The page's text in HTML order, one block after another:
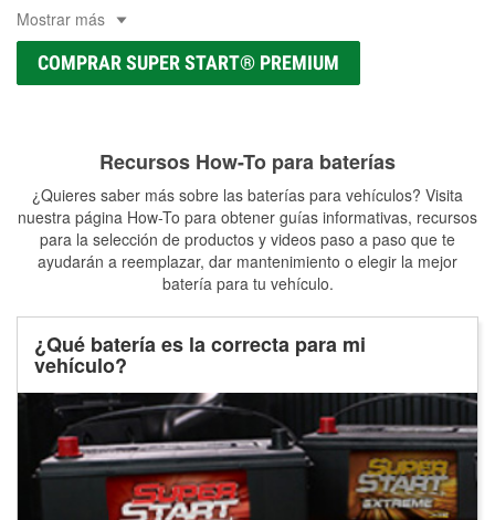
Mostrar más
COMPRAR SUPER START® PREMIUM
Recursos How-To para baterías
¿Quieres saber más sobre las baterías para vehículos? Visita
nuestra página How-To para obtener guías informativas, recursos
para la selección de productos y videos paso a paso que te
ayudarán a reemplazar, dar mantenimiento o elegir la mejor
batería para tu vehículo.
¿Qué batería es la correcta para mi
vehículo?